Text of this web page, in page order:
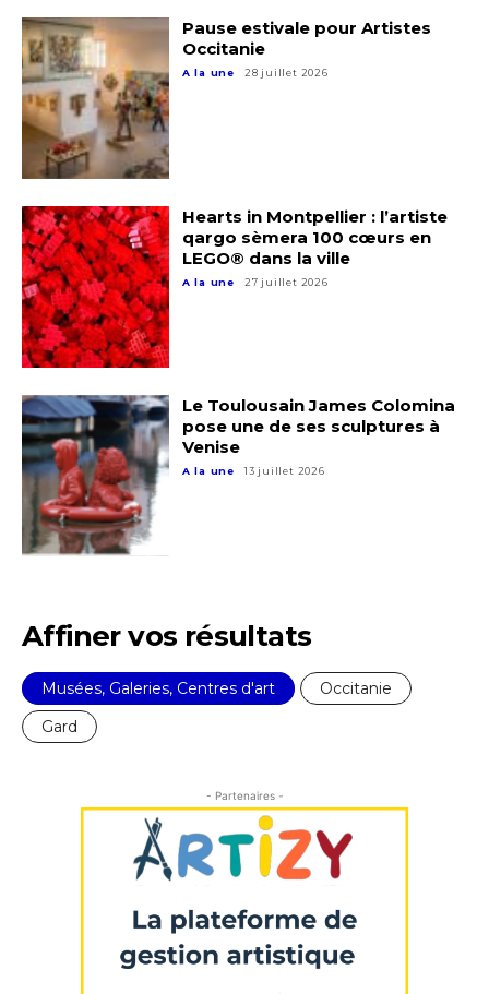
J'accepte les termes et conditions
* Champ obligatoire
Nom
Prénom
Statut / Organisation
J'accepte lestermes et conditions
* Champ obligatoire
Pause estivale pour Artistes
Occitanie
A la une 28 juillet 2026
Hearts in Montpellier : l’artiste
qargo sèmera 100 cœurs en
LEGO® dans la ville
A la une 27 juillet 2026
Le Toulousain James Colomina
pose une de ses sculptures à
Venise
A la une 13 juillet 2026
Affiner vos résultats
Musées, Galeries, Centres d'art
Occitanie
Gard
- Partenaires -